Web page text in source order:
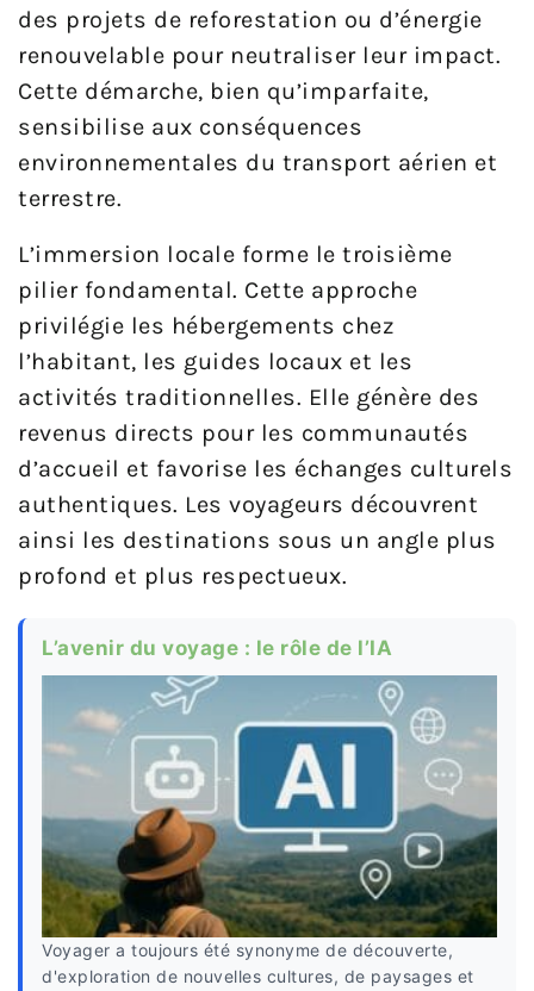
des projets de reforestation ou d’énergie
renouvelable pour neutraliser leur impact.
Cette démarche, bien qu’imparfaite,
sensibilise aux conséquences
environnementales du transport aérien et
terrestre.
L’immersion locale forme le troisième
pilier fondamental. Cette approche
privilégie les hébergements chez
l’habitant, les guides locaux et les
activités traditionnelles. Elle génère des
revenus directs pour les communautés
d’accueil et favorise les échanges culturels
authentiques. Les voyageurs découvrent
ainsi les destinations sous un angle plus
profond et plus respectueux.
L’avenir du voyage : le rôle de l’IA
Voyager a toujours été synonyme de découverte,
d'exploration de nouvelles cultures, de paysages et